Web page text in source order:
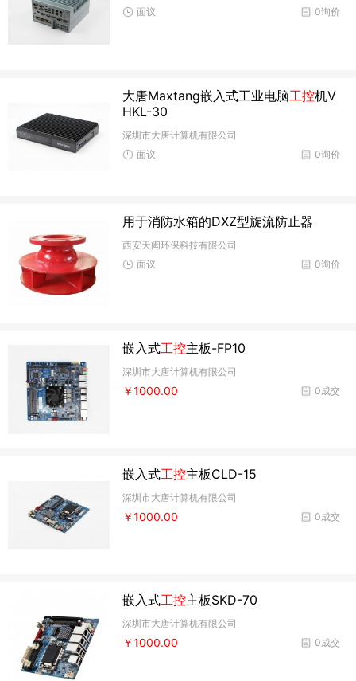
0询价
面议
大唐Maxtang嵌入式工业电脑工控机V
HKL-30
深圳市大唐计算机有限公司
0询价
面议
用于消防水箱的DXZ型旋流防止器
西安天闳环保科技有限公司
0询价
面议
嵌入式工控主板-FP10
深圳市大唐计算机有限公司
0成交
￥1000.00
嵌入式工控主板CLD-15
深圳市大唐计算机有限公司
0成交
￥1000.00
嵌入式工控主板SKD-70
深圳市大唐计算机有限公司
0成交
￥1000.00